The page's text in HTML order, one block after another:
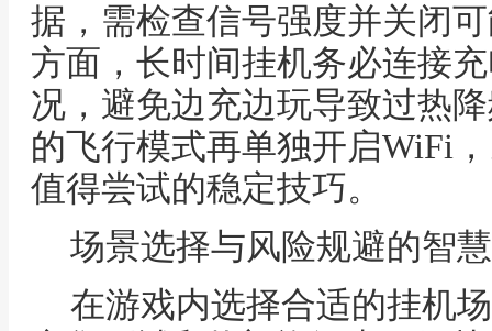
据，需检查信号强度并关闭
方面，长时间挂机务必连接
况，避免边充边玩导致过热
的飞行模式再单独开启WiFi
值得尝试的稳定技巧。
场景选择与风险规避的智慧
在游戏内选择合适的挂机